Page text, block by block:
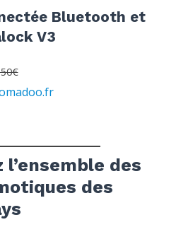
Bluetooth et
V3
l’ensemble des
des